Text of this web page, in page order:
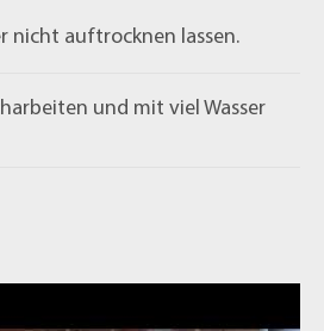
nicht auftrocknen lassen.
und mit viel Wasser